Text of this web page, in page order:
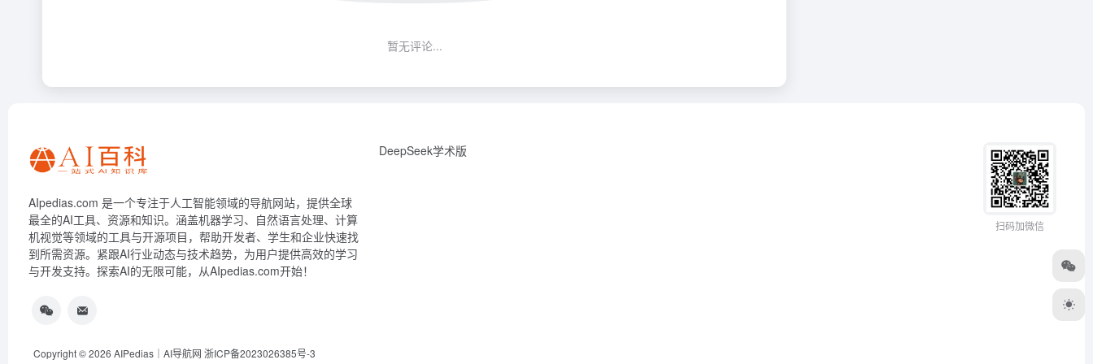
暂无评论...
AIpedias.com 是一个专注于人工智能领域的导航网站，提供全球
最全的AI工具、资源和知识。涵盖机器学习、自然语言处理、计算
机视觉等领域的工具与开源项目，帮助开发者、学生和企业快速找
到所需资源。紧跟AI行业动态与技术趋势，为用户提供高效的学习
与开发支持。探索AI的无限可能，从AIpedias.com开始！
DeepSeek学术版
扫码加微信
Copyright © 2026 AIPedias｜AI导航网 浙ICP备2023026385号-3